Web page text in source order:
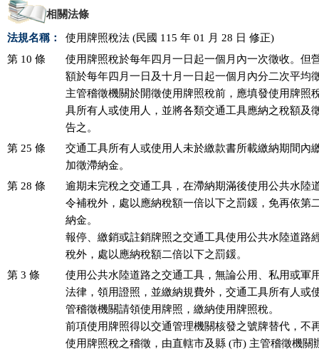
相關法條
法規名稱：
使用牌照稅法 (民國 115 年 01 月 28 日 修正)
第 10 條
使用牌照稅於每年四月一日起一個月內一次徵收。但
額於每年四月一日及十月一日起一個月內分二次平均
主管稽徵機關於開徵使用牌照稅前，應填發使用牌照
具所有人或使用人，並將各類交通工具應納之稅額及
告之。
第 25 條
交通工具所有人或使用人未於繳款書所載繳納期間內
加徵滯納金。
第 28 條
逾期未完稅之交通工具，在滯納期滿後使用公共水陸
令補稅外，處以應納稅額一倍以下之罰鍰，免再依第
納金。
報停、繳銷或註銷牌照之交通工具使用公共水陸道路
稅外，處以應納稅額二倍以下之罰鍰。
第 3 條
使用公共水陸道路之交通工具，無論公用、私用或軍
法律，領用證照，並繳納規費外，交通工具所有人或
管稽徵機關請領使用牌照，繳納使用牌照稅。
前項使用牌照得以交通管理機關核發之號牌替代，不
使用牌照稅之稽徵，由直轄市及縣 (市) 主管稽徵機關